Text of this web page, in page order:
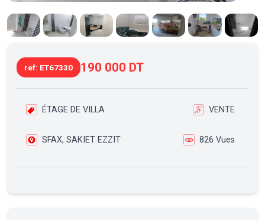
ref: ET67330 190 000 DT
ÉTAGE DE VILLA VENTE
SFAX, SAKIET EZZIT 826 Vues